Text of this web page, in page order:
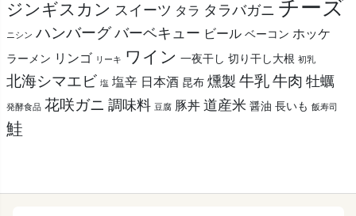
ジンギスカン スイーツ タラ タラバガニ チーズ
ニシン ハンバーグ バーベキュー ビール ベーコン ホッケ
ラーメン リンゴ リーキ ワイン 一夜干し 切り干し大根 初乳
北海シマエビ 塩 塩辛 日本酒 昆布 燻製 牛乳 牛肉 牡蠣
発酵食品 花咲ガニ 調味料 豆腐 豚丼 道産米 醤油 長いも 飯寿司
鮭